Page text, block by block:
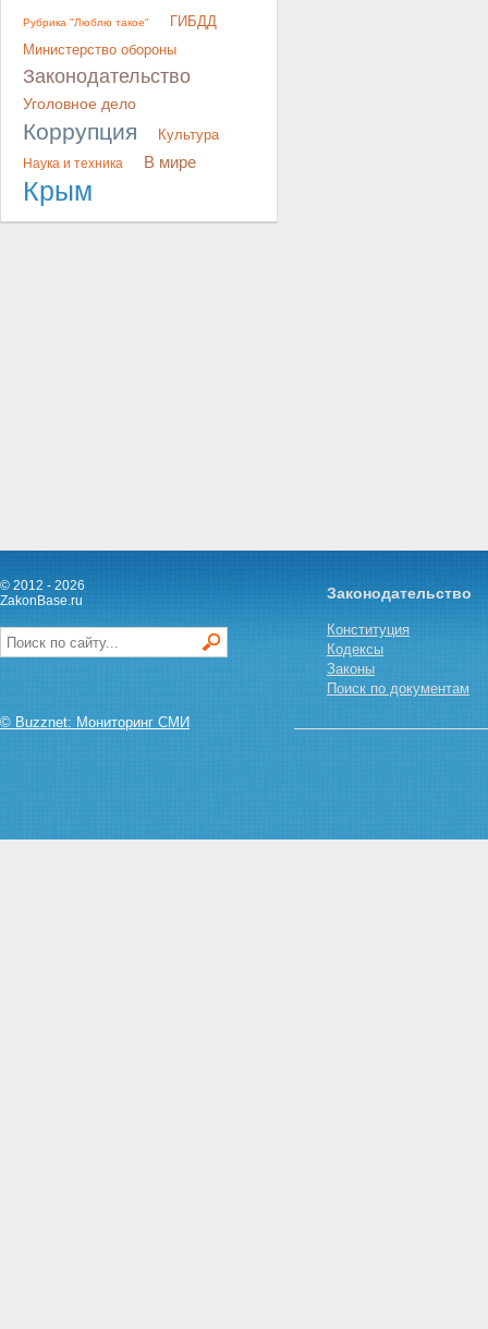
Рубрика "Люблю такое"
ГИБДД
Министерство обороны
Законодательство
Уголовное дело
Коррупция Культура
Наука и техника В мире
Крым
© 2012 - 2026
ZakonBase.ru
© Buzznet: Мониторинг СМИ
Законодательство
Конституция
Кодексы
Законы
Поиск по документам